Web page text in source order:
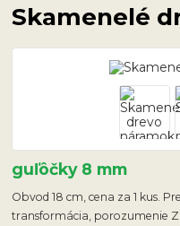
Skamenelé
guľôčky 8 mm
Obvod 18 cm, cena za 1 kus.
transformácia, porozumenie